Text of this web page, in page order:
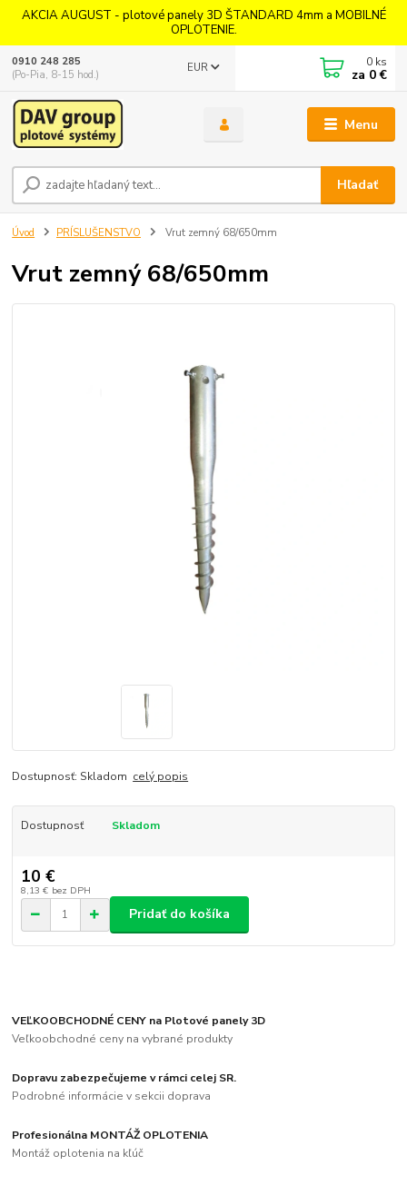
AKCIA AUGUST - plotové panely 3D ŠTANDARD 4mm a MOBILNÉ
OPLOTENIE.
Menu
EUR
Hľadať
0910 248 285
(Po-Pia, 8-15 hod.)
0 ks
za 0 €
Úvod PRÍSLUŠENSTVO Vrut zemný 68/650mm
Vrut zemný 68/650mm
Dostupnosť: Skladom celý popis
Dostupnosť Skladom
10 €
8,13 € bez DPH
Pridať do košíka
VEĽKOOBCHODNÉ CENY na Plotové panely 3D
Veľkoobchodné ceny na vybrané produkty
Dopravu zabezpečujeme v rámci celej SR.
Podrobné informácie v sekcii doprava
Profesionálna MONTÁŽ OPLOTENIA
Montáž oplotenia na kľúč